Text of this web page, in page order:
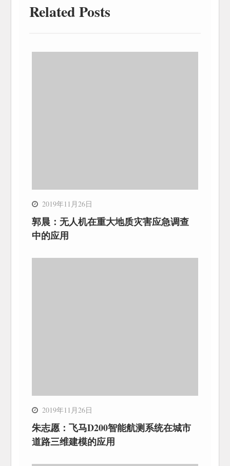
Related Posts
2019年11月26日
郭晨：无人机在重大地质灾害应急调查
中的应用
2019年11月26日
朱志愿：飞马D200智能航测系统在城市
道路三维建模的应用